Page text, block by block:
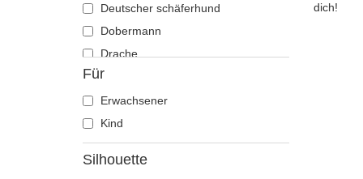
Deutscher schäferhund
Dobermann
Drache
Eichhörnchen
Eidechse
Einhorn
Elch
Ente
Für
Erwachsener
Kind
Silhouette
dich!